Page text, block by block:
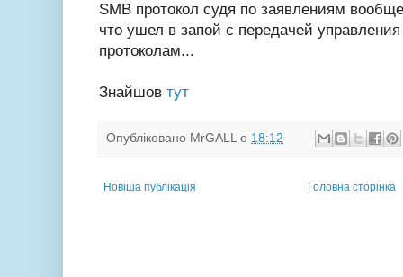
SMB протокол судя по заявлениям
что ушел в запой с передачей
протоколам...
Знайшов тут
Опубліковано MrGALL о 18:12
Новіша публікація Головна сторінка